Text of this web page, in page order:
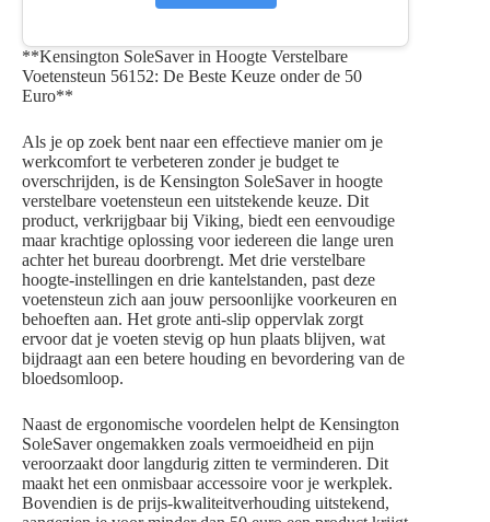
**Kensington SoleSaver in Hoogte Verstelbare
Voetensteun 56152: De Beste Keuze onder de 50
Euro**
Als je op zoek bent naar een effectieve manier om je
werkcomfort te verbeteren zonder je budget te
overschrijden, is de Kensington SoleSaver in hoogte
verstelbare voetensteun een uitstekende keuze. Dit
product, verkrijgbaar bij Viking, biedt een eenvoudige
maar krachtige oplossing voor iedereen die lange uren
achter het bureau doorbrengt. Met drie verstelbare
hoogte-instellingen en drie kantelstanden, past deze
voetensteun zich aan jouw persoonlijke voorkeuren en
behoeften aan. Het grote anti-slip oppervlak zorgt
ervoor dat je voeten stevig op hun plaats blijven, wat
bijdraagt aan een betere houding en bevordering van de
bloedsomloop.
Naast de ergonomische voordelen helpt de Kensington
SoleSaver ongemakken zoals vermoeidheid en pijn
veroorzaakt door langdurig zitten te verminderen. Dit
maakt het een onmisbaar accessoire voor je werkplek.
Bovendien is de prijs-kwaliteitverhouding uitstekend,